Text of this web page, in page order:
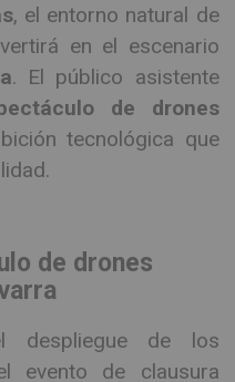
, el entorno natural de
en el escenario
. El público asistente
de drones
tecnológica que
de drones
despliegue de los
evento de clausura